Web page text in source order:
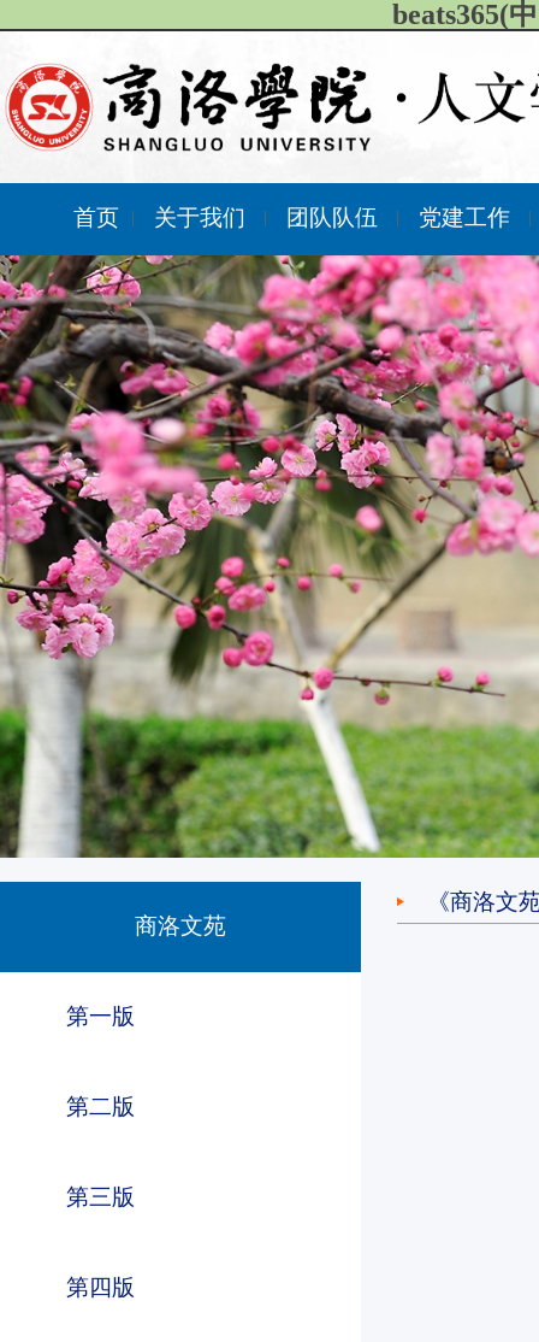
beats365(
首页 | 关于我们 | 团队队伍 | 党建工作 |
beats365
beats365
beats365
商洛文苑
第一版
第二版
第三版
第四版
《商洛文